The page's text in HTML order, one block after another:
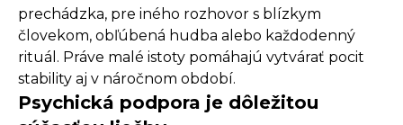
prechádzka, pre iného rozhovor s blízkym
človekom, obľúbená hudba alebo každodenný
rituál. Práve malé istoty pomáhajú vytvárať pocit
stability aj v náročnom období.
Psychická podpora je dôležitou